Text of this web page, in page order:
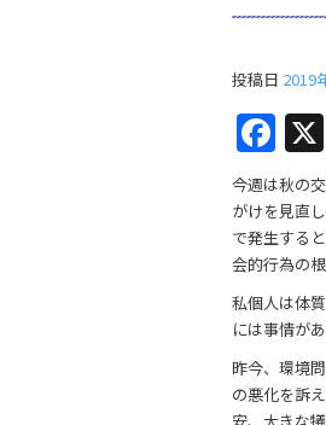
投稿日 2019
F
a
c
e
b
o
o
k
今週は秋の
がけを見直
で発生する
会的行為の
私個人は体
には事情が
昨今、環境
の悪化を訴